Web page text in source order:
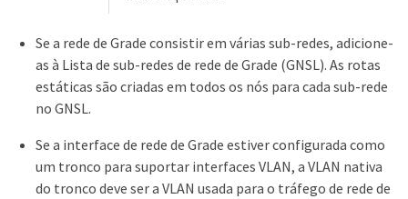
Se a rede de Grade consistir em várias sub-redes, adicione-
as à Lista de sub-redes de rede de Grade (GNSL). As rotas
estáticas são criadas em todos os nós para cada sub-rede
no GNSL.
Se a interface de rede de Grade estiver configurada como
um tronco para suportar interfaces VLAN, a VLAN nativa
do tronco deve ser a VLAN usada para o tráfego de rede de